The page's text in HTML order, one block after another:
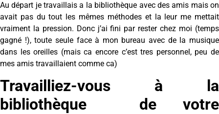
Au départ je travaillais a la bibliothèque avec des amis mais on
avait pas du tout les mêmes méthodes et la leur me mettait
vraiment la pression. Donc j’ai fini par rester chez moi (temps
gagné !), toute seule face à mon bureau avec de la musique
dans les oreilles (mais ca encore c’est tres personnel, peu de
mes amis travaillaient comme ca)
Travailliez-vous à la
bibliothèque de votre